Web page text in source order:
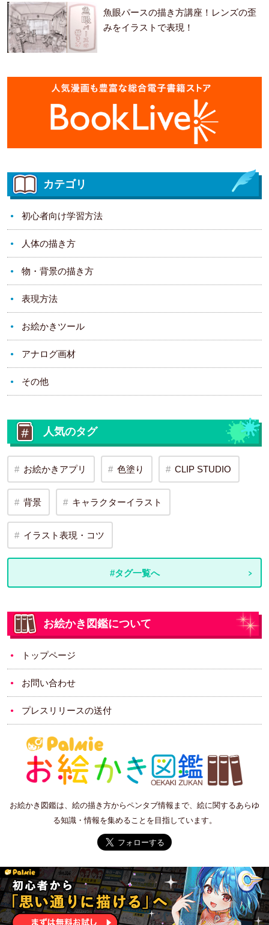
魚眼パースの描き方講座！レンズの歪
みをイラストで表現！
カテゴリ
初心者向け学習方法
人体の描き方
物・背景の描き方
表現方法
お絵かきツール
アナログ画材
その他
人気のタグ
お絵かきアプリ 色塗り CLIP STUDIO
背景 キャラクターイラスト
イラスト表現・コツ
#タグ一覧へ
お絵かき図鑑について
トップページ
お問い合わせ
プレスリリースの送付
お絵かき図鑑は、絵の描き方からペンタブ情報まで、絵に関するあらゆ
る知識・情報を集めることを目指しています。